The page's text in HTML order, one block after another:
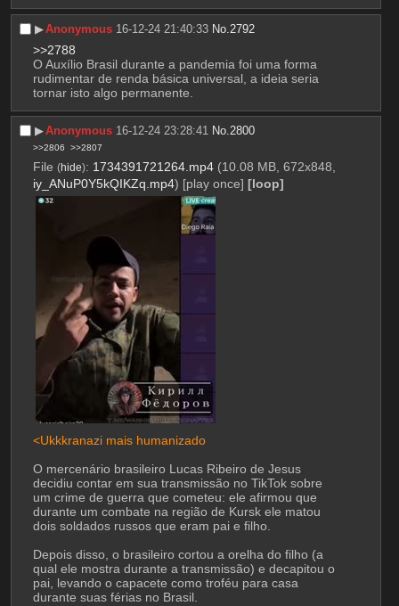
▶︎Anonymous 16-12-24 21:40:33 No.2792
>>2788
O Auxílio Brasil durante a pandemia foi uma forma
rudimentar de renda básica universal, a ideia seria
tornar isto algo permanente.
▶︎Anonymous 16-12-24 23:28:41 No.2800
>>2806 >>2807
File (hide): 1734391721264.mp4 (10.08 MB, 672x848,
iy_ANuP0Y5kQIKZq.mp4) [play once] [loop]
<Ukkkranazi mais humanizado
O mercenário brasileiro Lucas Ribeiro de Jesus
decidiu contar em sua transmissão no TikTok sobre
um crime de guerra que cometeu: ele afirmou que
durante um combate na região de Kursk ele matou
dois soldados russos que eram pai e filho.
Depois disso, o brasileiro cortou a orelha do filho (a
qual ele mostra durante a transmissão) e decapitou o
pai, levando o capacete como troféu para casa
durante suas férias no Brasil.